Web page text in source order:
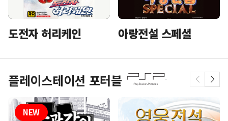
도전자 허리케인 아랑전설 스페셜
플레이스테이션 포터블